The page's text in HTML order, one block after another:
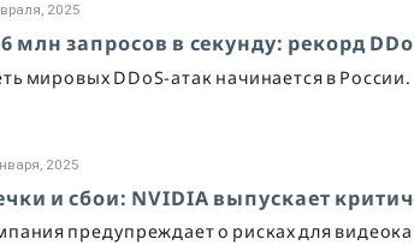
2025
млн запросов в секунду: рекорд
мировых DDoS-атак начинается в России.
2025
и сбои: NVIDIA выпускает
предупреждает о рисках для